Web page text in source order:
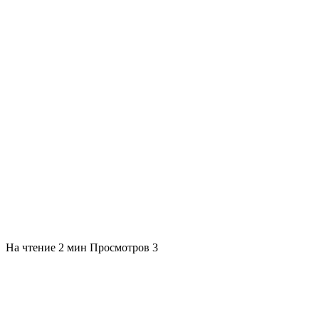
На чтение 2 мин Просмотров 3